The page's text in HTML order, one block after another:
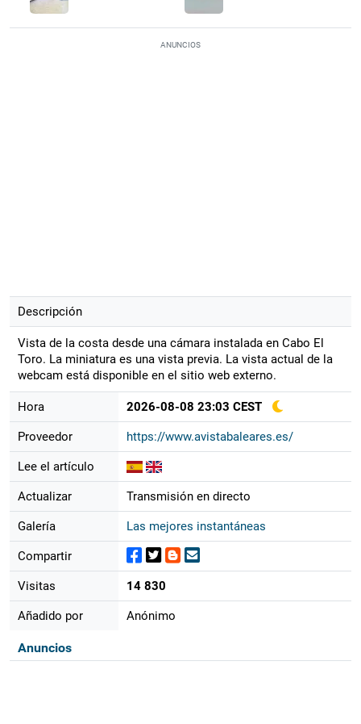
ANUNCIOS
Descripción
Vista de la costa desde una cámara instalada en Cabo El
Toro. La miniatura es una vista previa. La vista actual de la
webcam está disponible en el sitio web externo.
Hora 2026-08-08 23:03 CEST
Proveedor https://www.avistabaleares.es/
Lee el artículo
Actualizar Transmisión en directo
Galería Las mejores instantáneas
Compartir
Visitas 14 830
Añadido por Anónimo
Anuncios